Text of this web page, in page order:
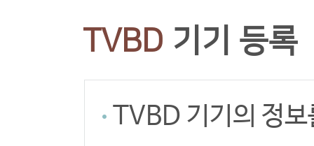
TVBD 기기 등록
TVBD 기기의 정